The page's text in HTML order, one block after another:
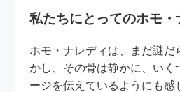
私たちにとってのホモ
ホモ・ナレディは、まだ謎だ
かし、その骨は静かに、いく
ージを伝えているようにも感